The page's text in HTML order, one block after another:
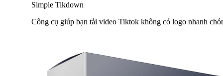
Simple Tikdown
Công cụ giúp bạn tải video Tiktok không có logo nhanh